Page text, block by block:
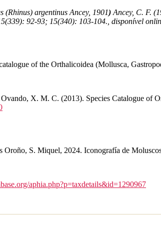
(Rhinus) argentinus Ancey, 1901) Ancey, C. F.
92-93; 15(340): 103-104. disponível
of the Orthalicoidea (Mollusca,
X. M. C. (2013). Species Catalogue of
S. Miquel, 2024. Iconografía de
aphia.php?p=taxdetails&id=1290967